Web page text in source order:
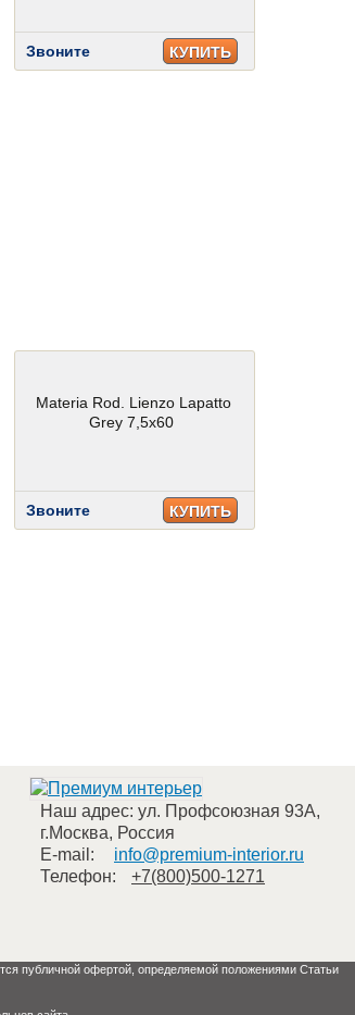
Звоните КУПИТЬ
Materia Rod. Lienzo Lapatto
Grey 7,5x60
Звоните КУПИТЬ
Наш адрес: ул. Профсоюзная 93А,
г.Москва, Россия
E-mail:
info@premium-interior.ru
Телефон:
+7(800)500-1271
публичной офертой, определяемой положениями Статьи